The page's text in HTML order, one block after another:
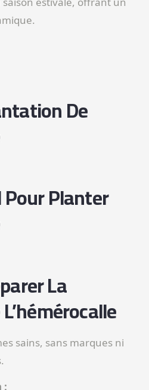
De
Planter
La
sains, sans marques ni
: